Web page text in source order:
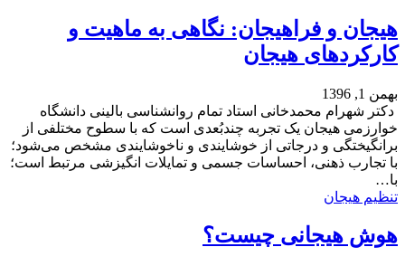
هیجان و فراهیجان: نگاهی به ماهیت و
کارکردهای هیجان
بهمن 1, 1396
دکتر شهرام محمدخانی استاد تمام روانشناسی بالینی دانشگاه
خوارزمی هیجان یک تجربه چندبُعدی است که با سطوح مختلفی از
برانگیختگی و درجاتی از خوشایندی و ناخوشایندی مشخص می‌شود؛
با تجارب ذهنی، احساسات جسمی و تمایلات انگیزشی مرتبط است؛
با…
تنظیم هیجان
هوش هیجانی چیست؟